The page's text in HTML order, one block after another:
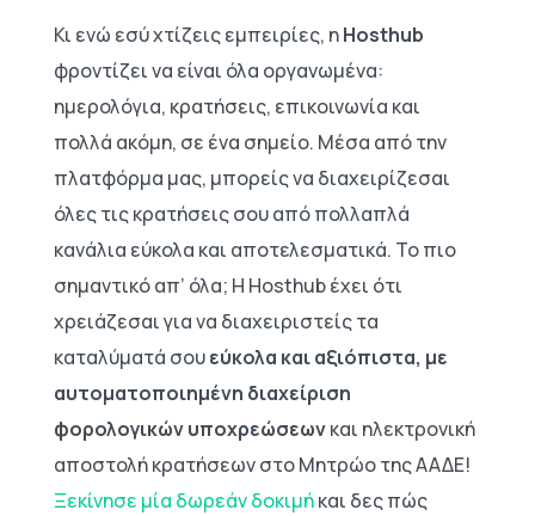
Κι ενώ εσύ χτίζεις εμπειρίες, ηHosthub
φροντίζει να είναι όλα οργανωμένα:
ημερολόγια, κρατήσεις, επικοινωνία και
πολλά ακόμη, σε ένα σημείο. Μέσα από την
πλατφόρμα μας, μπορείς να διαχειρίζεσαι
όλες τις κρατήσεις σου από πολλαπλά
κανάλια εύκολα και αποτελεσματικά. Το πιο
σημαντικό απ’ όλα; Η Hosthub έχει ότι
χρειάζεσαι για να διαχειριστείς τα
καταλύματά σουεύκολα και αξιόπιστα, με
αυτοματοποιημένη διαχείριση
φορολογικών υποχρεώσεωνκαι ηλεκτρονική
αποστολή κρατήσεων στο Μητρώο της ΑΑΔΕ!
Ξεκίνησε μία δωρεάν δοκιμήκαι δες πώς